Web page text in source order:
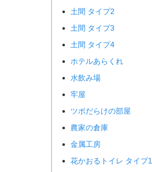
土間 タイプ2
土間 タイプ3
土間 タイプ4
ホテルあらくれ
水飲み場
牢屋
ツボだらけの部屋
農家の倉庫
金属工房
花かおるトイレ タイプ1